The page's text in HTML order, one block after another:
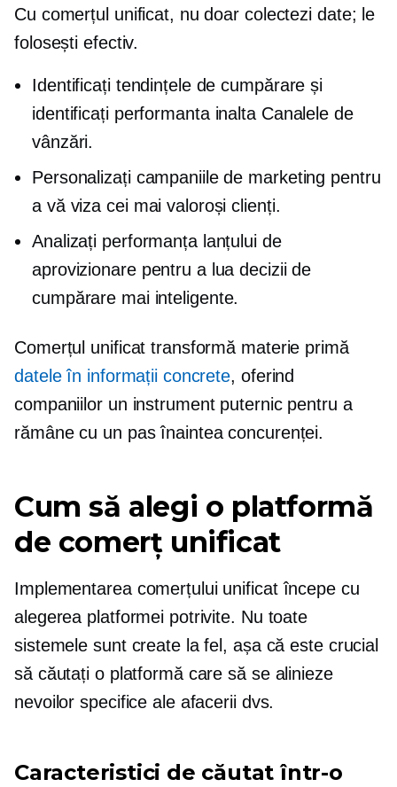
Cu comerțul unificat, nu doar colectezi date; le
folosești efectiv.
Identificați tendințele de cumpărare și
identificați performanta inaltaCanalele de
vânzări.
Personalizați campaniile de marketing pentru
a vă viza cei mai valoroși clienți.
Analizați performanța lanțului de
aprovizionare pentru a lua decizii de
cumpărare mai inteligente.
Comerțul unificat transformă materie primă
datele în informații concrete, oferind
companiilor un instrument puternic pentru a
rămâne cu un pas înaintea concurenței.
Cum să alegi o platformă
de comerț unificat
Implementarea comerțului unificat începe cu
alegerea platformei potrivite. Nu toate
sistemele sunt create la fel, așa că este crucial
să căutați o platformă care să se alinieze
nevoilor specifice ale afacerii dvs.
Caracteristici de căutat într-o